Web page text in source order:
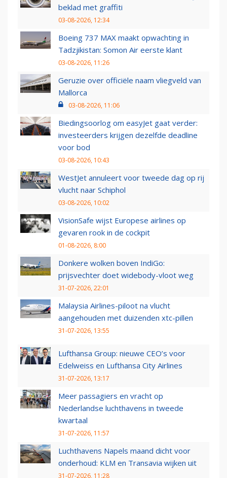
beklad met graffiti
03-08-2026, 12:34
Boeing 737 MAX maakt opwachting in
Tadzjikistan: Somon Air eerste klant
03-08-2026, 11:26
Geruzie over officiële naam vliegveld van
Mallorca
03-08-2026, 11:06
Biedingsoorlog om easyJet gaat verder:
investeerders krijgen dezelfde deadline
voor bod
03-08-2026, 10:43
WestJet annuleert voor tweede dag op rij
vlucht naar Schiphol
03-08-2026, 10:02
VisionSafe wijst Europese airlines op
gevaren rook in de cockpit
01-08-2026, 8:00
Donkere wolken boven IndiGo:
prijsvechter doet widebody-vloot weg
31-07-2026, 22:01
Malaysia Airlines-piloot na vlucht
aangehouden met duizenden xtc-pillen
31-07-2026, 13:55
Lufthansa Group: nieuwe CEO’s voor
Edelweiss en Lufthansa City Airlines
31-07-2026, 13:17
Meer passagiers en vracht op
Nederlandse luchthavens in tweede
kwartaal
31-07-2026, 11:57
Luchthavens Napels maand dicht voor
onderhoud: KLM en Transavia wijken uit
31-07-2026, 11:28